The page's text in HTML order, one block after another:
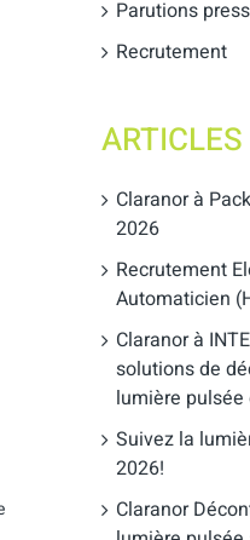
Parutions
Recrutement
Claranor à
2026
Recrutement
Automaticien
Claranor à
solutions de
lumière pulsée
Suivez la
2026!
Claranor